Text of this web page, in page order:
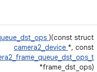
)(const struct
camera2_device *, const
*frame_dst_ops)